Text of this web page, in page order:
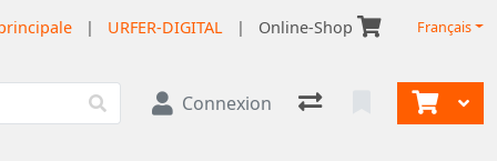
| URFER-DIGITAL | Online-Shop Français
Connexion